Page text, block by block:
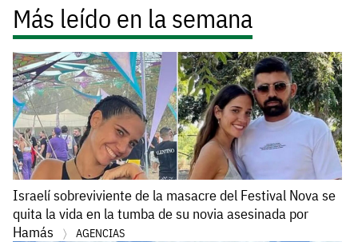
Más leído en la semana
Israelí sobreviviente de la masacre del Festival Nova se
quita la vida en la tumba de su novia asesinada por
Hamás
AGENCIAS